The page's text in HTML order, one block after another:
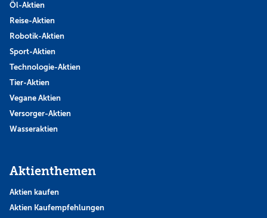
Öl-Aktien
Reise-Aktien
Robotik-Aktien
Sport-Aktien
Technologie-Aktien
Tier-Aktien
Vegane Aktien
Versorger-Aktien
Wasseraktien
Aktienthemen
Aktien kaufen
Aktien Kaufempfehlungen